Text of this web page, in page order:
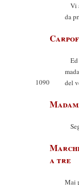
Vi
da
Ed
1090
del
a tre
Mai